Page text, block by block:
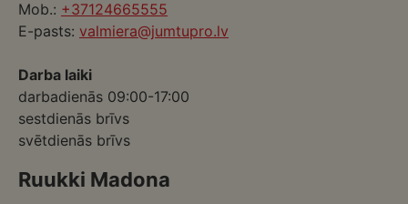
Mob.: +37124665555
E-pasts: valmiera@jumtupro.lv
Darba laiki
darbadienās 09:00-17:00
sestdienās brīvs
svētdienās brīvs
Ruukki Madona